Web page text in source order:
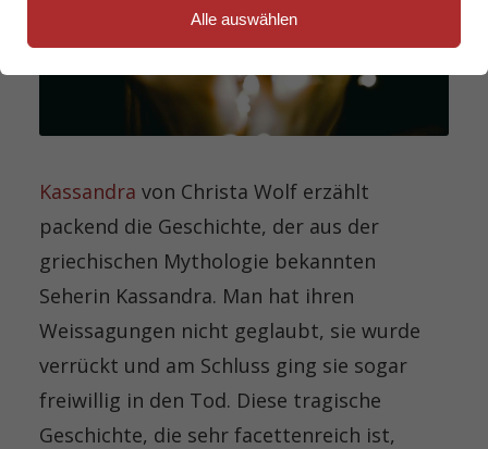
Kassandra von Christa Wolf erzählt
packend die Geschichte, der aus der
griechischen Mythologie bekannten
Seherin Kassandra. Man hat ihren
Weissagungen nicht geglaubt, sie wurde
verrückt und am Schluss ging sie sogar
freiwillig in den Tod. Diese tragische
Geschichte, die sehr facettenreich ist,
Alle auswählen